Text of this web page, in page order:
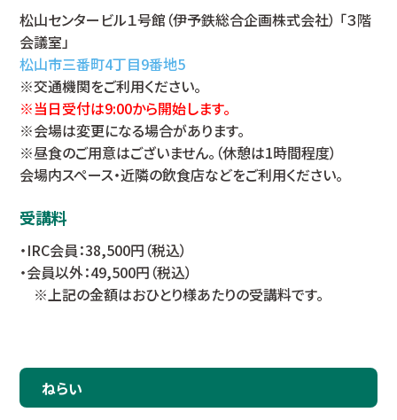
松山センタービル１号館（伊予鉄総合企画株式会社） 「３階
会議室」
松山市三番町4丁目9番地5
※交通機関をご利用ください。
※当日受付は9:00から開始します。
※会場は変更になる場合があります。
※昼食のご用意はございません。（休憩は1時間程度）
会場内スペース・近隣の飲食店などをご利用ください。
受講料
・IRC会員：38,500円（税込）
・会員以外：49,500円（税込）
※上記の金額はおひとり様あたりの受講料です。
ねらい